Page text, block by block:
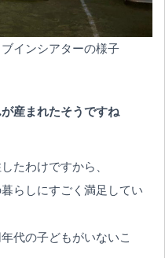
インシアターの様子
産まれたそうですね
たわけですから、
らしにすごく満足してい
代の子どもがいないこ